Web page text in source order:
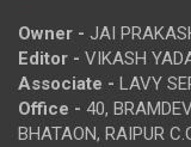
Owner - JAI
Editor - VIKASH
Associate - LAVY
Office - 40,
BHATAON, RAIPUR